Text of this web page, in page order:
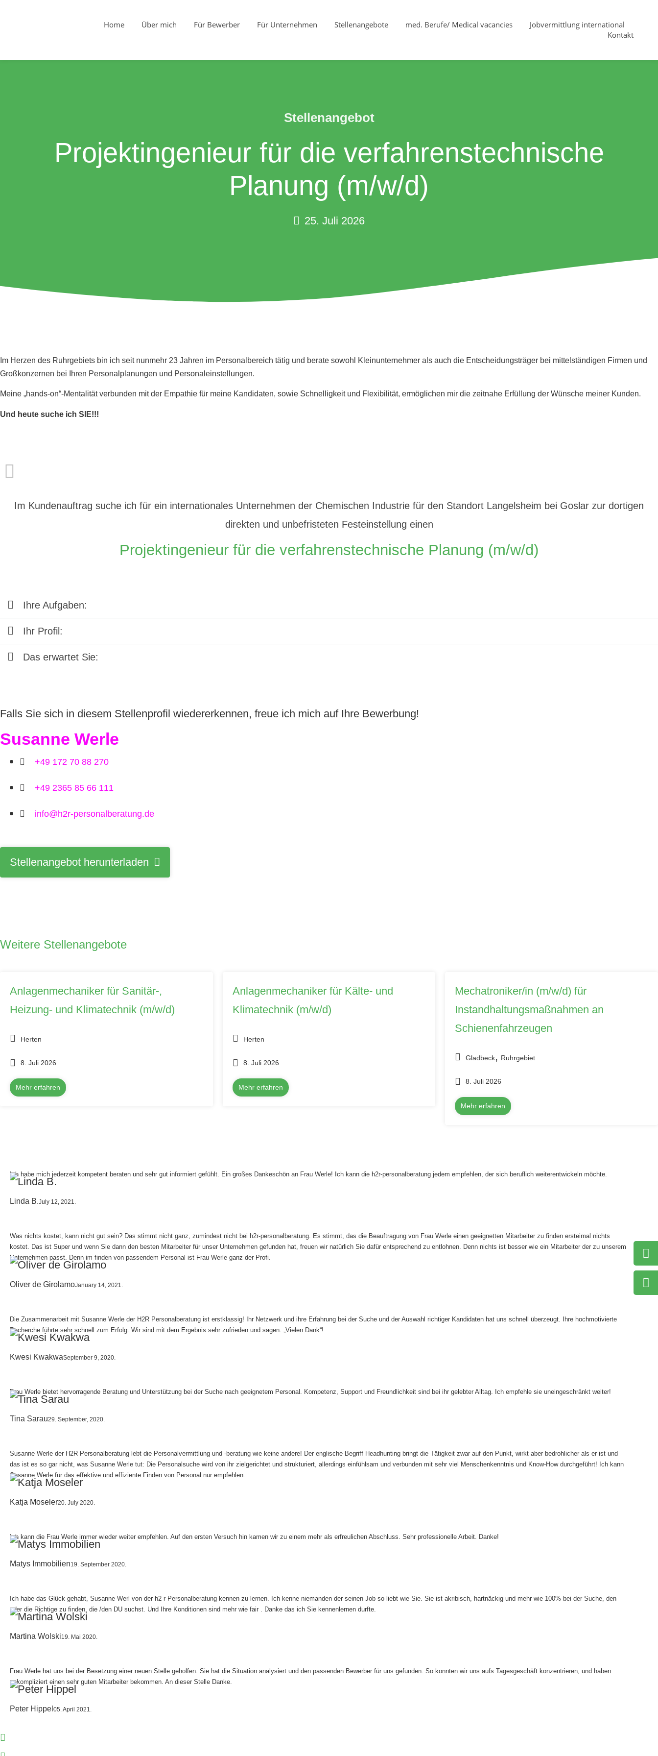
Home Über mich Für Bewerber Für Unternehmen Stellenangebote med. Berufe/ Medical vacancies
Jobvermittlung international
Kontakt
Stellenangebot
Projektingenieur für die verfahrenstechnische
Planung (m/w/d)
25. Juli 2026
Im Herzen des Ruhrgebiets bin ich seit nunmehr 23 Jahren im Personalbereich tätig und berate sowohl Kleinunternehmer als auch die Entscheidungsträger bei mittelständigen Firmen und
Großkonzernen bei Ihren Personalplanungen und Personaleinstellungen.
Meine „hands-on“-Mentalität verbunden mit der Empathie für meine Kandidaten, sowie Schnelligkeit und Flexibilität, ermöglichen mir die zeitnahe Erfüllung der Wünsche meiner Kunden.
Und heute suche ich SIE!!!
Im Kundenauftrag suche ich für ein internationales Unternehmen der Chemischen Industrie für den Standort Langelsheim bei Goslar zur dortigen
direkten und unbefristeten Festeinstellung einen
Projektingenieur für die verfahrenstechnische Planung (m/w/d)
Ihre Aufgaben:
Ihr Profil:
Das erwartet Sie:
Falls Sie sich in diesem Stellenprofil wiedererkennen, freue ich mich auf Ihre Bewerbung!
Susanne Werle
+49 172 70 88 270
+49 2365 85 66 111
info@h2r-personalberatung.de
Stellenangebot herunterladen
Weitere Stellenangebote
Anlagenmechaniker für Sanitär-,
Heizung- und Klimatechnik (m/w/d)
Herten
8. Juli 2026
Mehr erfahren
Anlagenmechaniker für Kälte- und
Klimatechnik (m/w/d)
Herten
8. Juli 2026
Mehr erfahren
Mechatroniker/in (m/w/d) für
Instandhaltungsmaßnahmen an
Schienenfahrzeugen
Gladbeck, Ruhrgebiet
8. Juli 2026
Mehr erfahren
Ich habe mich jederzeit kompetent beraten und sehr gut informiert gefühlt. Ein großes Dankeschön an Frau Werle! Ich kann die h2r-personalberatung jedem empfehlen, der sich beruflich weiterentwickeln möchte.
Linda B.July 12, 2021.
Was nichts kostet, kann nicht gut sein? Das stimmt nicht ganz, zumindest nicht bei h2r-personalberatung. Es stimmt, das die Beauftragung von Frau Werle einen geeignetten Mitarbeiter zu finden ersteimal nichts
kostet. Das ist Super und wenn Sie dann den besten Mitarbeiter für unser Unternehmen gefunden hat, freuen wir natürlich Sie dafür entsprechend zu entlohnen. Denn nichts ist besser wie ein Mitarbeiter der zu unserem
Unternehmen passt. Denn im finden von passendem Personal ist Frau Werle ganz der Profi.
Oliver de GirolamoJanuary 14, 2021.
Die Zusammenarbeit mit Susanne Werle der H2R Personalberatung ist erstklassig! Ihr Netzwerk und ihre Erfahrung bei der Suche und der Auswahl richtiger Kandidaten hat uns schnell überzeugt. Ihre hochmotivierte
Recherche führte sehr schnell zum Erfolg. Wir sind mit dem Ergebnis sehr zufrieden und sagen: „Vielen Dank“!
Kwesi KwakwaSeptember 9, 2020.
Frau Werle bietet hervorragende Beratung und Unterstützung bei der Suche nach geeignetem Personal. Kompetenz, Support und Freundlichkeit sind bei ihr gelebter Alltag. Ich empfehle sie uneingeschränkt weiter!
Tina Sarau29. September, 2020.
Susanne Werle der H2R Personalberatung lebt die Personalvermittlung und -beratung wie keine andere! Der englische Begriff Headhunting bringt die Tätigkeit zwar auf den Punkt, wirkt aber bedrohlicher als er ist und
das ist es so gar nicht, was Susanne Werle tut: Die Personalsuche wird von ihr zielgerichtet und strukturiert, allerdings einfühlsam und verbunden mit sehr viel Menschenkenntnis und Know-How durchgeführt! Ich kann
Susanne Werle für das effektive und effiziente Finden von Personal nur empfehlen.
Katja Moseler20. July 2020.
Ich kann die Frau Werle immer wieder weiter empfehlen. Auf den ersten Versuch hin kamen wir zu einem mehr als erfreulichen Abschluss. Sehr professionelle Arbeit. Danke!
Matys Immobilien19. September 2020.
Ich habe das Glück gehabt, Susanne Werl von der h2 r Personalberatung kennen zu lernen. Ich kenne niemanden der seinen Job so liebt wie Sie. Sie ist akribisch, hartnäckig und mehr wie 100% bei der Suche, den
oder die Richtige zu finden, die /den DU suchst. Und Ihre Konditionen sind mehr wie fair . Danke das ich Sie kennenlernen durfte.
Martina Wolski19. Mai 2020.
Frau Werle hat uns bei der Besetzung einer neuen Stelle geholfen. Sie hat die Situation analysiert und den passenden Bewerber für uns gefunden. So konnten wir uns aufs Tagesgeschäft konzentrieren, und haben
unkompliziert einen sehr guten Mitarbeiter bekommen. An dieser Stelle Danke.
Peter Hippel 05. April 2021.